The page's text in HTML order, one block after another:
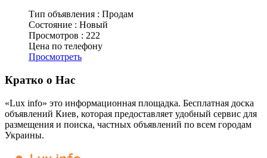
Тип объявления : Продам
Состояние : Новый
Просмотров : 222
Цена по телефону
Просмотреть
Кратко о Нас
«Lux info» это информационная площадка. Бесплатная доска
объявлений Киев, которая предоставляет удобный сервис для
размещения и поиска, частных объявлений по всем городам
Украины.